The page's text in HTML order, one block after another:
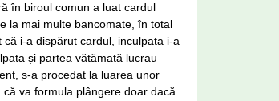
în biroul comun a luat cardul
la mai multe bancomate, în total
i-a dispărut cardul, inculpata i-a
și partea vătămată lucrau
s-a procedat la luarea unor
va formula plângere doar dacă